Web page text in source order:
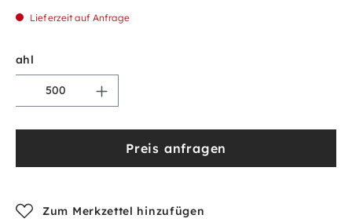
Lieferzeit auf Anfrage
Preis anfragen
Zum Merkzettel hinzufügen